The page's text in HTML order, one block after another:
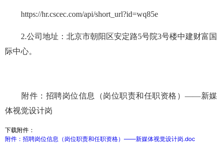
https://hr.cscec.com/api/short_url?id=wq85e
2.公司地址：北京市朝阳区安定路5号院3号楼中建财富国
际中心。
附件：招聘岗位信息（岗位职责和任职资格）——新媒
体视觉设计岗
下载附件：
附件：招聘岗位信息（岗位职责和任职资格）——新媒体视觉设计岗.doc